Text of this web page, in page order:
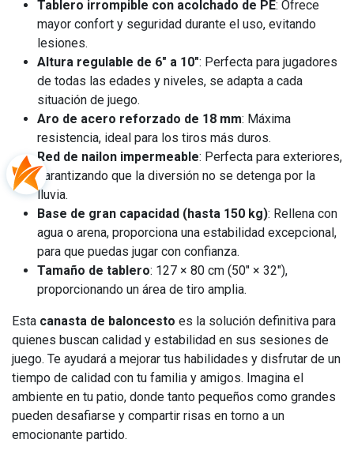
Tablero irrompible con acolchado de PE: Ofrece
mayor confort y seguridad durante el uso, evitando
lesiones.
Altura regulable de 6" a 10": Perfecta para jugadores
de todas las edades y niveles, se adapta a cada
situación de juego.
Aro de acero reforzado de 18 mm: Máxima
resistencia, ideal para los tiros más duros.
Red de nailon impermeable: Perfecta para exteriores,
garantizando que la diversión no se detenga por la
lluvia.
Base de gran capacidad (hasta 150 kg): Rellena con
agua o arena, proporciona una estabilidad excepcional,
para que puedas jugar con confianza.
Tamaño de tablero: 127 × 80 cm (50" × 32"),
proporcionando un área de tiro amplia.
Esta canasta de baloncesto es la solución definitiva para
quienes buscan calidad y estabilidad en sus sesiones de
juego. Te ayudará a mejorar tus habilidades y disfrutar de un
tiempo de calidad con tu familia y amigos. Imagina el
ambiente en tu patio, donde tanto pequeños como grandes
pueden desafiarse y compartir risas en torno a un
emocionante partido.